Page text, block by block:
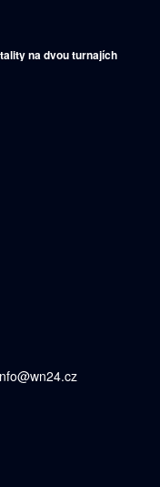
na dvou turnajích